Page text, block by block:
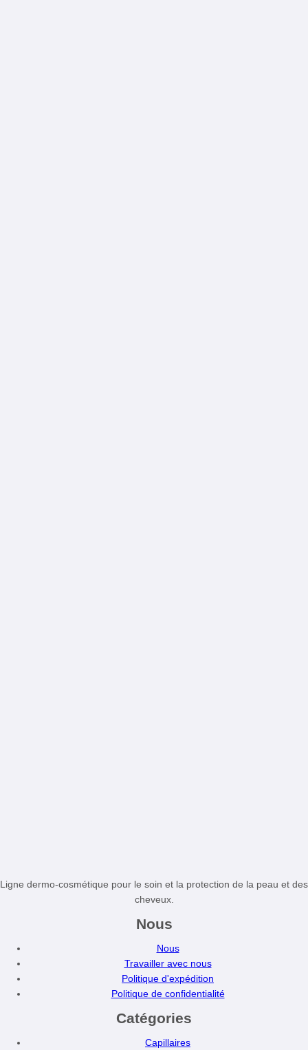
Ligne dermo-cosmétique pour le soin et la protection de la peau et des
cheveux.
Nous
Nous
Travailler avec nous
Politique d'expédition
Politique de confidentialité
Catégories
Capillaires